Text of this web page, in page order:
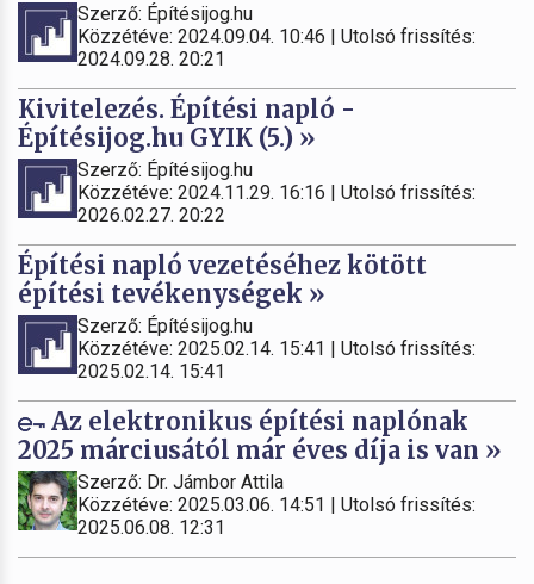
Szerző: Építésijog.hu
Közzétéve: 2024.09.04. 10:46 | Utolsó frissítés:
2024.09.28. 20:21
Kivitelezés. Építési napló -
Építésijog.hu GYIK (5.) »
Szerző: Építésijog.hu
Közzétéve: 2024.11.29. 16:16 | Utolsó frissítés:
2026.02.27. 20:22
Építési napló vezetéséhez kötött
építési tevékenységek »
Szerző: Építésijog.hu
Közzétéve: 2025.02.14. 15:41 | Utolsó frissítés:
2025.02.14. 15:41
Az elektronikus építési naplónak
2025 márciusától már éves díja is van »
Szerző: Dr. Jámbor Attila
Közzétéve: 2025.03.06. 14:51 | Utolsó frissítés:
2025.06.08. 12:31